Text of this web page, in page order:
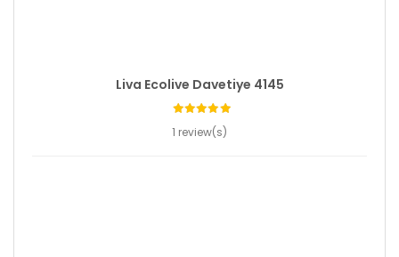
Liva Ecolive Davetiye 4145
1 review(s)